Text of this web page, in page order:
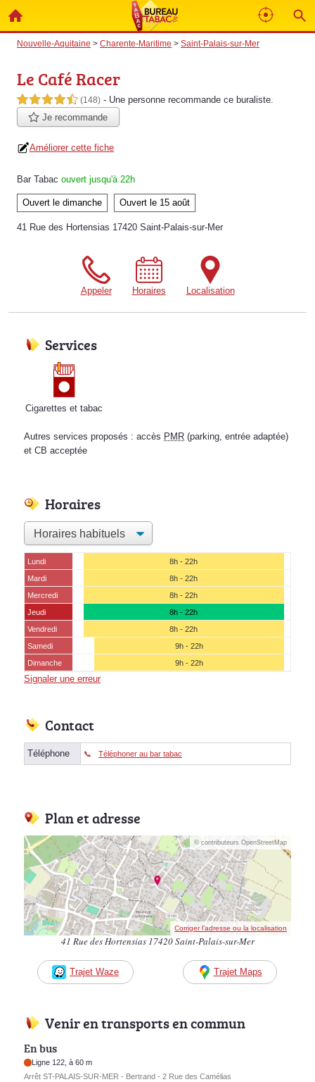
Nouvelle-Aquitaine > Charente-Maritime > Saint-Palais-sur-Mer
Le Café Racer
4,5 étoiles sur 5 (148) - Une personne recommande ce buraliste.
Je recommande
Améliorer cette fiche
Bar Tabac ouvert jusqu'à 22h
Ouvert le dimanche Ouvert le 15 août
41 Rue des Hortensias 17420 Saint-Palais-sur-Mer
Appeler Horaires Localisation
Services
Cigarettes et tabac
Autres services proposés : accès PMR (parking, entrée adaptée)
et CB acceptée
Horaires
Lundi
8h - 22h
Mardi
8h - 22h
Mercredi
8h - 22h
Jeudi
8h - 22h
Vendredi
8h - 22h
Samedi
9h - 22h
Dimanche
9h - 22h
Signaler une erreur
Contact
Téléphone Téléphoner au bar tabac
Plan et adresse
© contributeurs OpenStreetMap
Corriger l’adresse ou la localisation
41 Rue des Hortensias 17420 Saint-Palais-sur-Mer
Trajet Waze Trajet Maps
Venir en transports en commun
En bus
Ligne 122, à 60 m
Arrêt ST-PALAIS-SUR-MER - Bertrand - 2 Rue des Camélias